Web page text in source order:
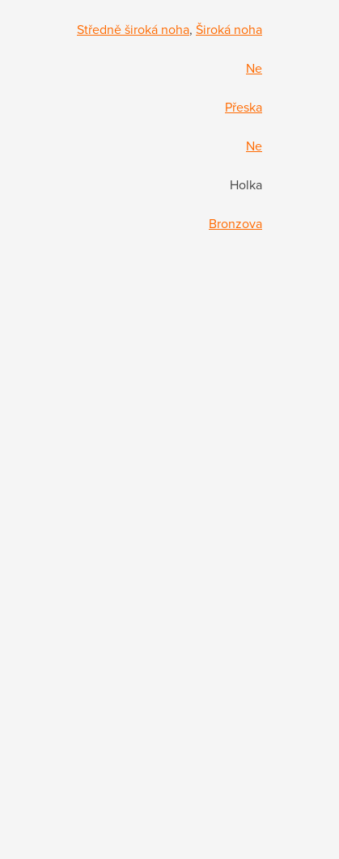
Středně široká noha, Široká noha
Ne
Přeska
Ne
Holka
Bronzova